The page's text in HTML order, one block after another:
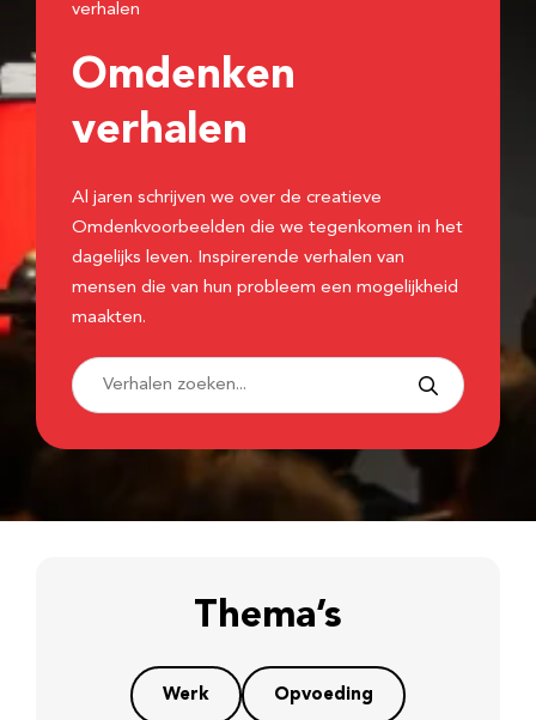
verhalen
Omdenken
verhalen
Al jaren schrijven we over de creatieve
Omdenkvoorbeelden die we tegenkomen in het
dagelijks leven. Inspirerende verhalen van
mensen die van hun probleem een mogelijkheid
maakten.
Thema’s
Werk Opvoeding